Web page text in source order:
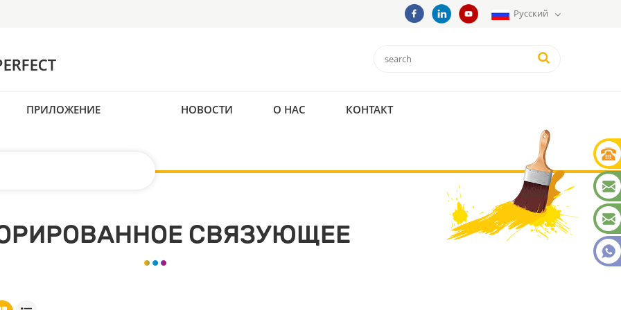
Русский
ПРИЛОЖЕНИЕ НОВОСТИ О НАС КОНТАКТ
СВЯЗУЮЩЕЕ